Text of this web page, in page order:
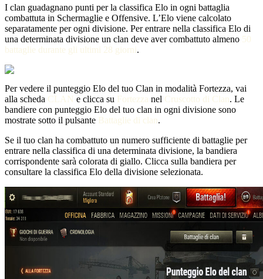
I clan guadagnano punti per la classifica Elo in ogni battaglia
combattuta in Schermaglie e Offensive. L’Elo viene calcolato
separatamente per ogni divisione. Per entrare nella classifica Elo di
una determinata divisione un clan deve aver combattuto almeno 50
battaglie durante gli ultimi 28 giorni.
Per vedere il punteggio Elo del tuo Clan in modalità Fortezza, vai
alla scheda CLAN e clicca su Fortezza nel Cruscotto di Clan. Le
bandiere con punteggio Elo del tuo clan in ogni divisione sono
mostrate sotto il pulsante Battaglie di clan.
Se il tuo clan ha combattuto un numero sufficiente di battaglie per
entrare nella classifica di una determinata divisione, la bandiera
corrispondente sarà colorata di giallo. Clicca sulla bandiera per
consultare la classifica Elo della divisione selezionata.